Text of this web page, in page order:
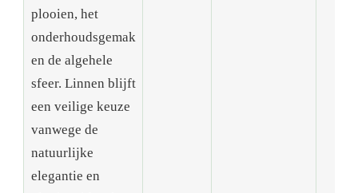
plooien, het
onderhoudsgemak
en de algehele
sfeer. Linnen blijft
een veilige keuze
vanwege de
natuurlijke
elegantie en